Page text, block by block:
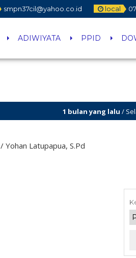
smpn37cil@yahoo.co.id local 07
ADIWIYATA PPID
1 bulan yang lalu /
/ Yohan Latupapua, S.Pd